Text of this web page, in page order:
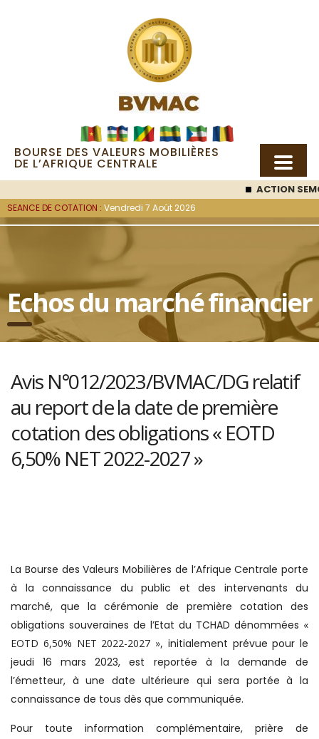
BOURSE DES VALEURS MOBILIÈRES
DE L’AFRIQUE CENTRALE
ACTION SEMC
SEANCE DE COTATION : Vendredi 7 Août 2026
Echos du marché financier
Avis N°012/2023/BVMAC/DG relatif
au report de la date de première
cotation des obligations « EOTD
6,50% NET 2022-2027 »
La Bourse des Valeurs Mobilières de l’Afrique Centrale porte
à la connaissance du public et des intervenants du
marché, que la cérémonie de première cotation des
obligations souveraines de l’Etat du TCHAD dénommées «
EOTD 6,50% NET 2022-2027 », initialement prévue pour le
jeudi 16 mars 2023, est reportée à la demande de
l’émetteur, à une date ultérieure qui sera portée à la
connaissance de tous dès que communiquée.
Pour toute information complémentaire, prière de